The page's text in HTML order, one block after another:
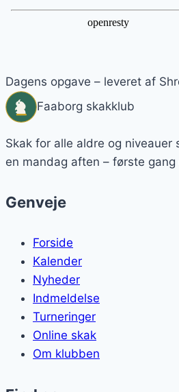
Dagens opgave – leveret af
Faaborg skakklub
Skak for alle aldre og niveauer
en mandag aften – første
Genveje
Forside
Kalender
Nyheder
Indmeldelse
Turneringer
Online skak
Om klubben